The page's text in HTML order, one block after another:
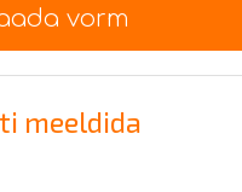
vorm
meeldida